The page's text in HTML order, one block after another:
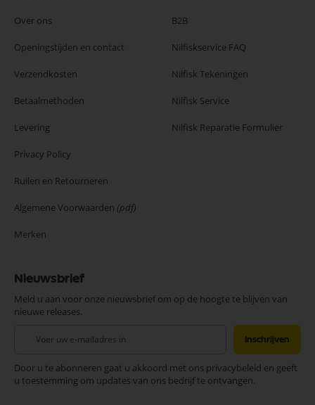
Over ons
Openingstijden en contact
Verzendkosten
Betaalmethoden
Levering
Privacy Policy
Ruilen en Retourneren
Algemene Voorwaarden (pdf)
Merken
B2B
Nilfiskservice FAQ
Nilfisk Tekeningen
Nilfisk Service
Nilfisk Reparatie Formulier
Nieuwsbrief
Meld u aan voor onze nieuwsbrief om op de hoogte te blijven van
nieuwe releases.
onze
nieuwsbrief
Inschrijven
Door u te abonneren gaat u akkoord met ons privacybeleid en geeft
u toestemming om updates van ons bedrijf te ontvangen.